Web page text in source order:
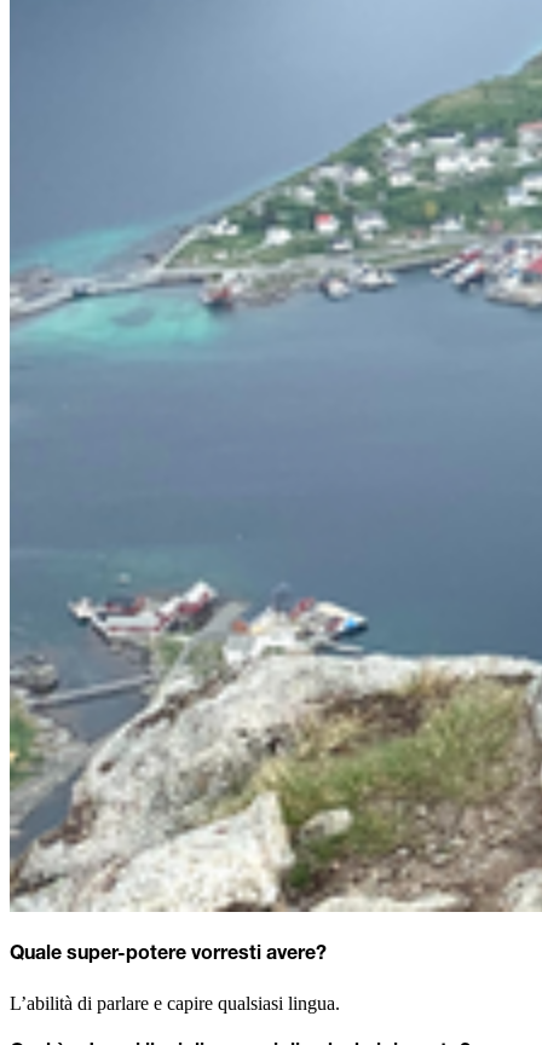
Quale super-potere vorresti avere?
L’abilità di parlare e capire qualsiasi lingua.